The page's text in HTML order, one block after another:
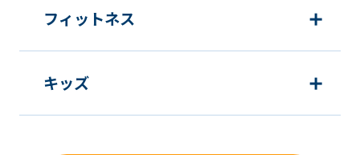
understand
フィットネス
キッズ